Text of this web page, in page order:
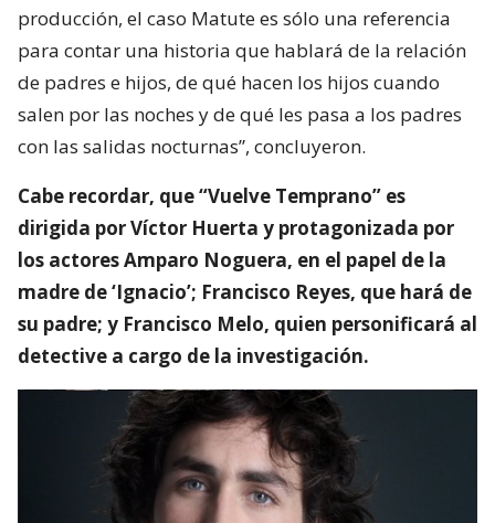
producción, el caso Matute es sólo una referencia
para contar una historia que hablará de la relación
de padres e hijos, de qué hacen los hijos cuando
salen por las noches y de qué les pasa a los padres
con las salidas nocturnas”, concluyeron.
Cabe recordar, que “Vuelve Temprano” es
dirigida por Víctor Huerta y protagonizada por
los actores Amparo Noguera, en el papel de la
madre de ‘Ignacio’; Francisco Reyes, que hará de
su padre; y Francisco Melo, quien personificará al
detective a cargo de la investigación.